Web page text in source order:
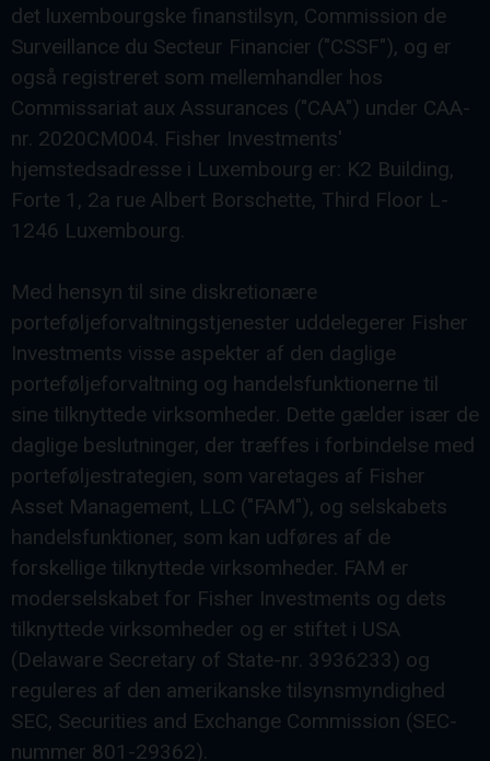
det luxembourgske finanstilsyn, Commission de
Surveillance du Secteur Financier ("CSSF"), og er
også registreret som mellemhandler hos
Commissariat aux Assurances ("CAA") under CAA-
nr. 2020CM004. Fisher Investments'
hjemstedsadresse i Luxembourg er: K2 Building,
Forte 1, 2a rue Albert Borschette, Third Floor L-
1246 Luxembourg.
Med hensyn til sine diskretionære
porteføljeforvaltningstjenester uddelegerer Fisher
Investments visse aspekter af den daglige
porteføljeforvaltning og handelsfunktionerne til
sine tilknyttede virksomheder. Dette gælder især de
daglige beslutninger, der træffes i forbindelse med
porteføljestrategien, som varetages af Fisher
Asset Management, LLC ("FAM"), og selskabets
handelsfunktioner, som kan udføres af de
forskellige tilknyttede virksomheder. FAM er
moderselskabet for Fisher Investments og dets
tilknyttede virksomheder og er stiftet i USA
(Delaware Secretary of State-nr. 3936233) og
reguleres af den amerikanske tilsynsmyndighed
SEC, Securities and Exchange Commission (SEC-
nummer 801-29362).